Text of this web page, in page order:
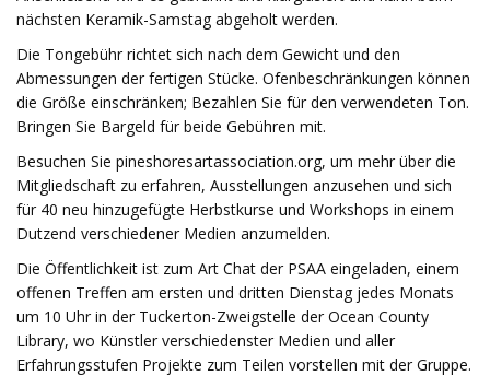
nächsten Keramik-Samstag abgeholt werden.
Die Tongebühr richtet sich nach dem Gewicht und den
Abmessungen der fertigen Stücke. Ofenbeschränkungen können
die Größe einschränken; Bezahlen Sie für den verwendeten Ton.
Bringen Sie Bargeld für beide Gebühren mit.
Besuchen Sie pineshoresartassociation.org, um mehr über die
Mitgliedschaft zu erfahren, Ausstellungen anzusehen und sich
für 40 neu hinzugefügte Herbstkurse und Workshops in einem
Dutzend verschiedener Medien anzumelden.
Die Öffentlichkeit ist zum Art Chat der PSAA eingeladen, einem
offenen Treffen am ersten und dritten Dienstag jedes Monats
um 10 Uhr in der Tuckerton-Zweigstelle der Ocean County
Library, wo Künstler verschiedenster Medien und aller
Erfahrungsstufen Projekte zum Teilen vorstellen mit der Gruppe.